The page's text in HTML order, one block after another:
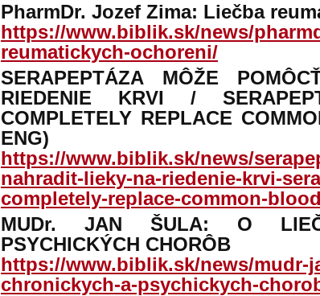
PharmDr. Jozef Zima: Liečba
https://www.biblik.sk/news/
reumatickych-ochoreni/
SERAPEPTÁZA MÔŽE
RIEDENIE KRVI /
COMPLETELY REPLACE
ENG)
https://www.biblik.sk/news/
nahradit-lieky-na-riedenie-krvi-
completely-replace-common-
MUDr. JAN ŠULA: O
PSYCHICKÝCH CHORÔB
https://www.biblik.sk/news/mudr-
chronickych-a-psychickych-